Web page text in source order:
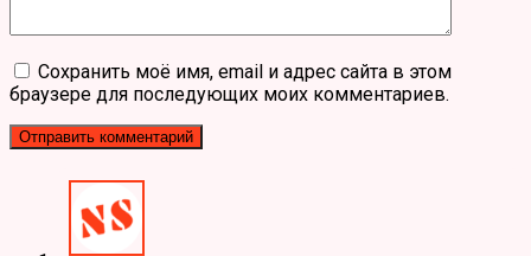
Сохранить моё имя, email и адрес сайта в этом
браузере для последующих моих комментариев.